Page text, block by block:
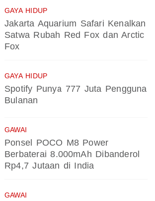
GAYA HIDUP
Jakarta Aquarium Safari Kenalkan
Satwa Rubah Red Fox dan Arctic
Fox
GAYA HIDUP
Spotify Punya 777 Juta Pengguna
Bulanan
GAWAI
Ponsel POCO M8 Power
Berbaterai 8.000mAh Dibanderol
Rp4,7 Jutaan di India
GAWAI